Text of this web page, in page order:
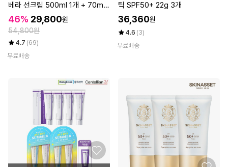
베라 선크림 500ml 1개 + 70ml
4개 세트
46% 29,800원
54,800원
4.7 (69)
무료배송
틱 SPF50+ 22g 3개
36,360원
4.6 (3)
무료배송